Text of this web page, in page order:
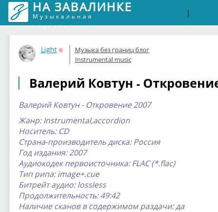
НА ЗАВАЛИНКЕ
Музыкальная
соцсеть
|
Light
Оффлайн
Музыка без границ блог
Instrumental music
Валерий Ковтун -
Валерий Ковтун - Откровение 2007
Жанр: Instrumental,accordion
Носитель: CD
Страна-производитель диска: Россия
Год издания: 2007
Аудиокодек первоисточника: FLAC (*.flac)
Тип рипа: image+.cue
Битрейт аудио: lossless
Продолжительность: 49:42
Наличие сканов в содержимом раздачи: да